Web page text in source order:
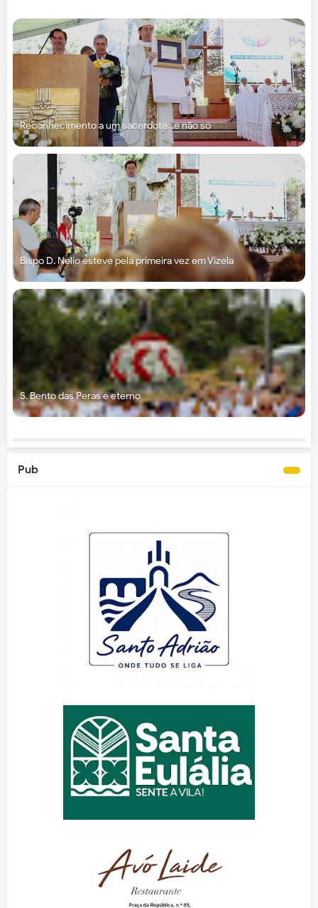
Reconhecimento a um sacerdote...e não só
Bispo D. Nélio esteve pela primeira vez em Vizela
S. Bento das Peras é eterno
Pub